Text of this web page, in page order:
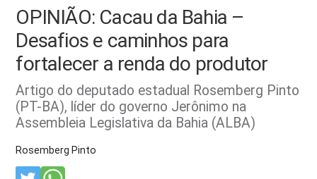
OPINIÃO: Cacau da Bahia –
Desafios e caminhos para
fortalecer a renda do produtor
Artigo do deputado estadual Rosemberg Pinto
(PT-BA), líder do governo Jerônimo na
Assembleia Legislativa da Bahia (ALBA)
Rosemberg Pinto